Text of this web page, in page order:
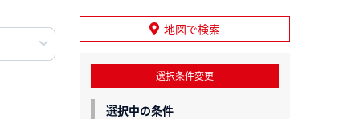
地図で検索
選択条件変更
選択中の条件